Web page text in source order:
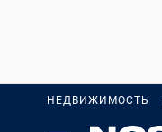
НЕДВИЖИМОСТЬ